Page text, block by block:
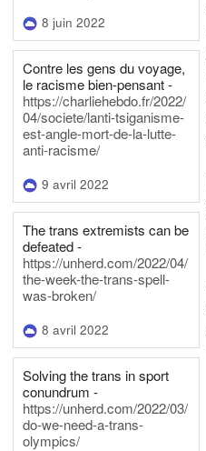
8 juin 2022
Contre les gens du voyage,
le racisme bien-pensant -
https://charliehebdo.fr/2022/
04/societe/lanti-tsiganisme-
est-angle-mort-de-la-lutte-
anti-racisme/
9 avril 2022
The trans extremists can be
defeated -
https://unherd.com/2022/04/
the-week-the-trans-spell-
was-broken/
8 avril 2022
Solving the trans in sport
conundrum -
https://unherd.com/2022/03/
do-we-need-a-trans-
olympics/